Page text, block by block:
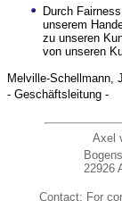
Durch
unserem
zu unseren
von unseren
Melville-Schellmann,
- Geschäftsleitung -
Axel
22926
Contact: For